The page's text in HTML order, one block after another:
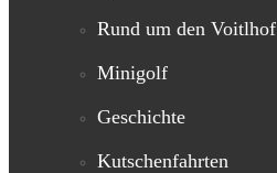
Rund um den Voitlhof
Minigolf
Geschichte
Kutschenfahrten